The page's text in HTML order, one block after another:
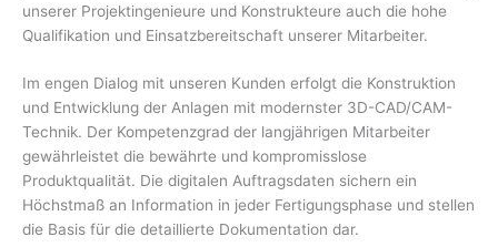
unserer Projektingenieure und Konstrukteure auch die hohe
Qualifikation und Einsatzbereitschaft unserer Mitarbeiter.
Im engen Dialog mit unseren Kunden erfolgt die Konstruktion
und Entwicklung der Anlagen mit modernster 3D-CAD/CAM-
Technik. Der Kompetenzgrad der langjährigen Mitarbeiter
gewährleistet die bewährte und kompromisslose
Produktqualität. Die digitalen Auftragsdaten sichern ein
Höchstmaß an Information in jeder Fertigungsphase und stellen
die Basis für die detaillierte Dokumentation dar.